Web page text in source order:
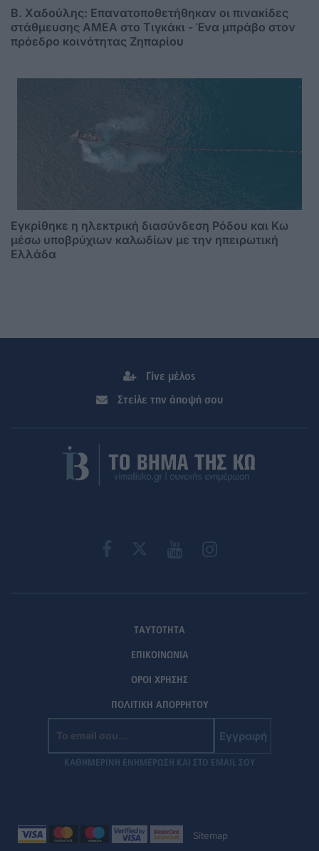
B. Xαδούλης: Επανατοποθετήθηκαν οι πινακίδες
στάθμευσης ΑMΕΑ στο Τιγκάκι - Ένα μπράβο στον
πρόεδρο κοινότητας Ζηπαρίου
Εγκρίθηκε η ηλεκτρική διασύνδεση Ρόδου και Κω
μέσω υποβρύχιων καλωδίων με την ηπειρωτική
Ελλάδα
Γίνε μέλος
Στείλε την άποψή σου
ΤΑΥΤΟΤΗΤΑ
ΕΠΙΚΟΙΝΩΝΙΑ
ΟΡΟΙ ΧΡΗΣΗΣ
ΠΟΛΙΤΙΚΗ ΑΠΟΡΡΗΤΟΥ
Εγγραφή
ΚΑΘΗΜΕΡΙΝΗ ΕΝΗΜΕΡΩΣΗ ΚΑΙ ΣΤΟ EMAIL ΣΟΥ
Sitemap